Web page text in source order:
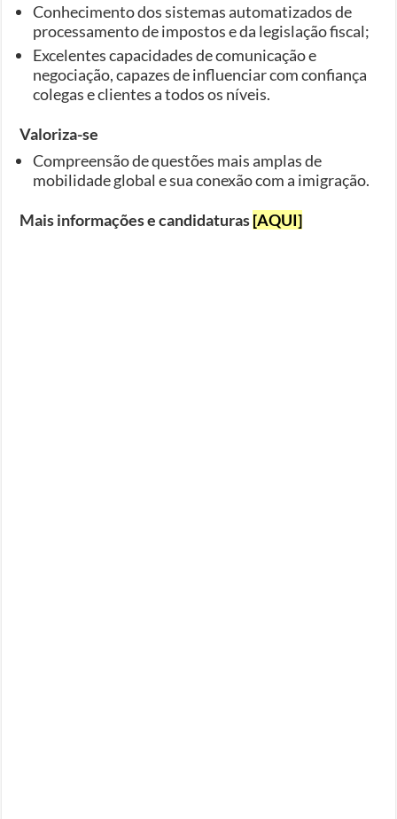
Conhecimento dos sistemas automatizados de
processamento de impostos e da legislação fiscal;
Excelentes capacidades de comunicação e
negociação, capazes de influenciar com confiança
colegas e clientes a todos os níveis.
Valoriza-se
Compreensão de questões mais amplas de
mobilidade global e sua conexão com a imigração.
Mais informações e candidaturas[AQUI]